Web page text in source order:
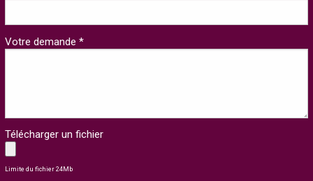
Votre demande *
Télécharger un fichier
Limite du fichier 24Mb